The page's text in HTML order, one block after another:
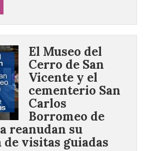
El Museo del
Cerro de San
Vicente y el
cementerio San
Carlos
Borromeo de
reanudan su
visitas guiadas